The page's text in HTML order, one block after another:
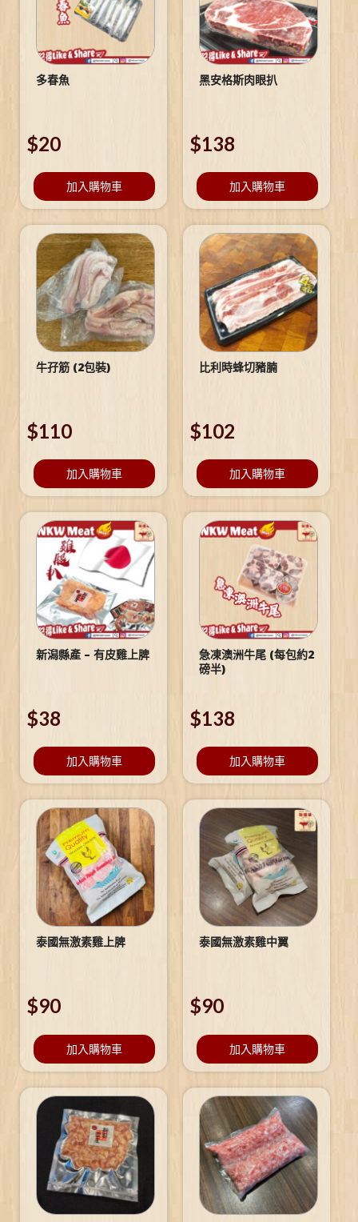
多春魚
$20
加入購物車
黑安格斯肉眼扒
$138
加入購物車
牛孖筋 (2包裝)
$110
加入購物車
比利時蜂切豬腩
$102
加入購物車
新潟縣產 – 有皮雞上脾
$38
加入購物車
急凍澳洲牛尾 (每包約2
磅半)
$138
加入購物車
泰國無激素雞上脾
$90
加入購物車
泰國無激素雞中翼
$90
加入購物車